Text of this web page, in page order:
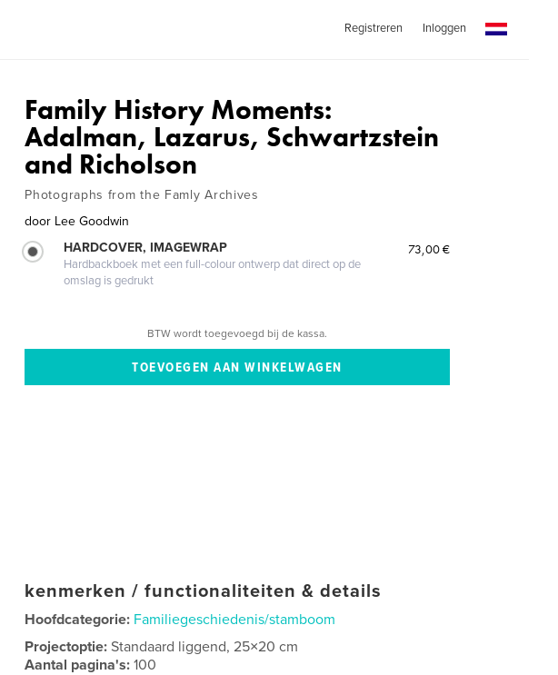
Registreren Inloggen
Family History Moments:
Adalman, Lazarus, Schwartzstein
and Richolson
Photographs from the Famly Archives
door Lee Goodwin
HARDCOVER, IMAGEWRAP
Hardbackboek met een full-colour ontwerp dat direct op de
omslag is gedrukt
73,00 €
BTW wordt toegevoegd bij de kassa.
kenmerken / functionaliteiten & details
Hoofdcategorie: Familiegeschiedenis/stamboom
Projectoptie:Standaard liggend, 25×20 cm
Aantal pagina's:100